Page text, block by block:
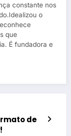
constante nos
o
que
É fundadora e
de